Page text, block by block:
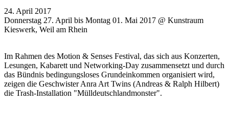
24. April 2017
Donnerstag 27. April bis Montag 01. Mai 2017 @ Kunstraum
Kieswerk, Weil am Rhein
Im Rahmen des Motion & Senses Festival, das sich aus Konzerten,
Lesungen, Kabarett und Networking-Day zusammensetzt und durch
das Bündnis bedingungsloses Grundeinkommen organisiert wird,
zeigen die Geschwister Anra Art Twins (Andreas & Ralph Hilbert)
die Trash-Installation "Mülldeutschlandmonster".